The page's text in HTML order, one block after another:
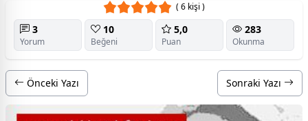
( 6 kişi )
3
Yorum
10
Beğeni
5,0
Puan
283
Okunma
Önceki Yazı Sonraki Yazı